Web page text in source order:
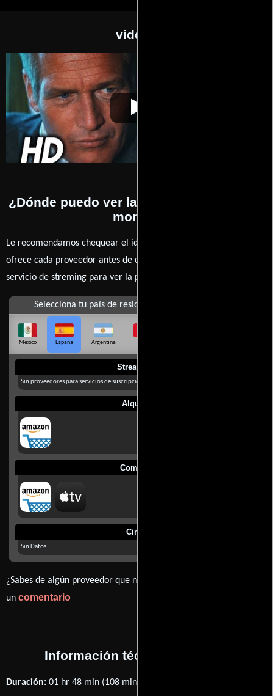
videos
La piscina
mortal
Video de la película La piscina
mortal
¿Dónde puedo ver la películas La piscina
mortal?
Le recomendamos chequear el idioma, doblaje o subtítulos que
ofrece cada proveedor antes de comprar, alquilar o contratar un
servicio de streming para ver la películas.
Selecciona tu país de residencia
México España Argentina
Streaming
Sin proveedores para servicios de suscripción en España
Alquilar
Comprar
Cines
Sin Datos
¿Sabes de algún proveedor que no estamos mostrando? déjanos
un comentario
Información técnica y general
Duración: 01 hr 48 min (108 minutos) .